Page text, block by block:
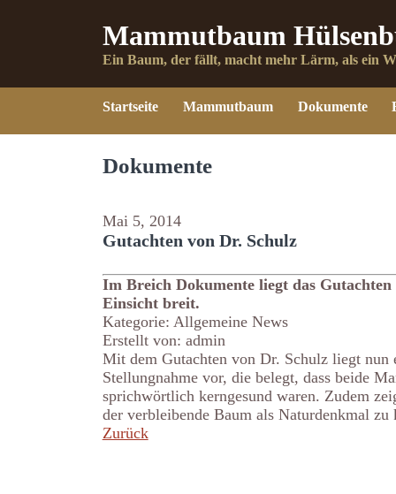
Mammutbaum
Ein Baum, der fällt, macht mehr Lärm, als ein
Startseite Mammutbaum Dokumente
Dokumente
Mai 5, 2014
Gutachten von Dr. Schulz
Im Breich Dokumente liegt das
Einsicht breit.
Kategorie: Allgemeine News
Erstellt von: admin
Mit dem Gutachten von Dr. Schulz liegt nun
Stellungnahme vor, die belegt, dass beide
sprichwörtlich kerngesund waren. Zudem
der verbleibende Baum als Naturdenkmal
Zurück